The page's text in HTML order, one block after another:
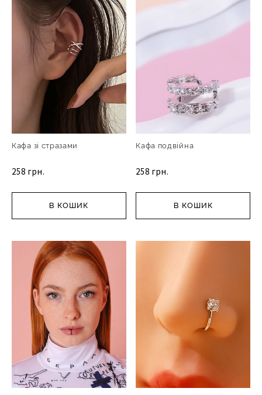
Кафа зі стразами
258 грн.
В КОШИК
Кафа подвійна
258 грн.
В КОШИК